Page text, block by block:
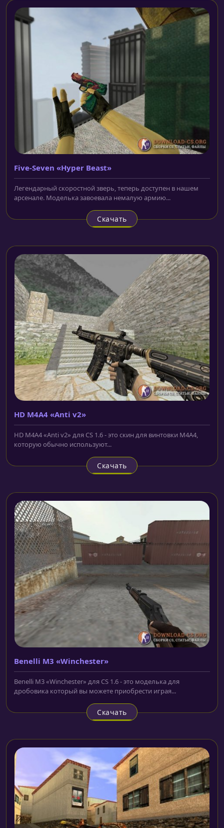
Five-Seven «Hyper Beast»
Легендарный скоростной зверь, теперь доступен в нашем
арсенале. Моделька завоевала немалую армию...
Скачать
HD M4A4 «Anti v2»
HD M4A4 «Anti v2» для CS 1.6 - это скин для винтовки M4A4,
которую обычно используют...
Скачать
Benelli M3 «Winchester»
Benelli M3 «Winchester» для CS 1.6 - это моделька для
дробовика который вы можете приобрести играя...
Скачать